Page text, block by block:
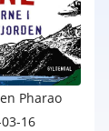
Pharao
16